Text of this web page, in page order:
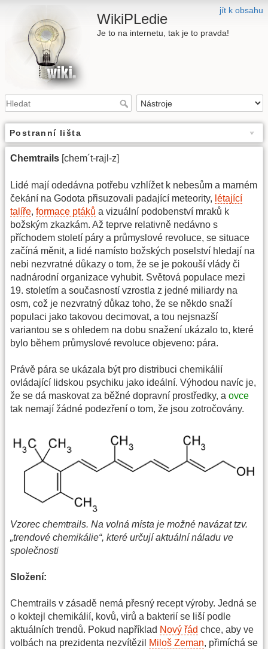
jít k obsahu
WikiPLedie
Je to na internetu, tak je to pravda!
Postranní lišta
Chemtrails [chem´t-rajl-z]
Lidé mají odedávna potřebu vzhlížet k nebesům a marném
čekání na Godota přisuzovali padající meteority, létající
talíře, formace ptáků a vizuální podobenství mraků k
božským zkazkám. Až teprve relativně nedávno s
příchodem století páry a průmyslové revoluce, se situace
začíná měnit, a lidé namísto božských poselství hledají na
nebi nezvratné důkazy o tom, že se je pokouší vlády či
nadnárodní organizace vyhubit. Světová populace mezi
19. stoletím a současností vzrostla z jedné miliardy na
osm, což je nezvratný důkaz toho, že se někdo snaží
populaci jako takovou decimovat, a tou nejsnazší
variantou se s ohledem na dobu snažení ukázalo to, které
bylo během průmyslové revoluce objeveno: pára.
Právě pára se ukázala být pro distribuci chemikálií
ovládající lidskou psychiku jako ideální. Výhodou navíc je,
že se dá maskovat za běžné dopravní prostředky, a ovce
tak nemají žádné podezření o tom, že jsou zotročovány.
Vzorec chemtrails. Na volná místa je možné navázat tzv.
„trendové chemikálie“, které určují aktuální náladu ve
společnosti
Složení:
Chemtrails v zásadě nemá přesný recept výroby. Jedná se
o koktejl chemikálií, kovů, virů a bakterií se liší podle
aktuálních trendů. Pokud například Nový řád chce, aby ve
volbách na prezidenta nezvítězil
Miloš Zeman, přimíchá se